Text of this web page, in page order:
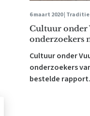
6 maart 2020 | Traditie
Cultuur onder
onderzoekers
Cultuur onder
onderzoekers
bestelde